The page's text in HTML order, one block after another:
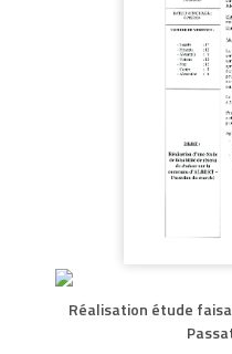
Réalisation étude